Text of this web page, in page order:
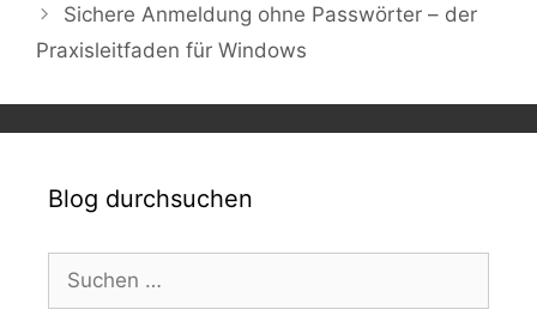
Sichere Anmeldung ohne Passwörter – der
Praxisleitfaden für Windows
Blog durchsuchen
nach: